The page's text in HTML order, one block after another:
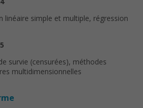
linéaire simple et multiple, régression
survie (censurées), méthodes
multidimensionnelles